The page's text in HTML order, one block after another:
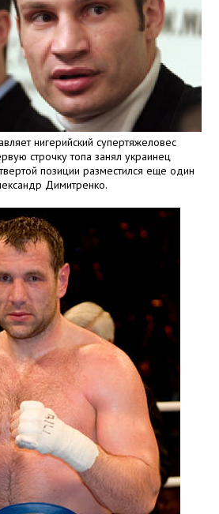
нигерийский супертяжеловес
строчку топа занял украинец
позиции разместился еще один
Димитренко.